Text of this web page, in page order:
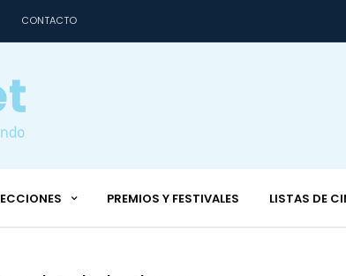
CONTACTO
PREMIOS Y FESTIVALES LISTAS DE